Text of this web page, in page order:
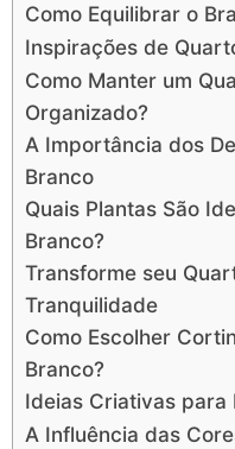
Como Equilibrar o
Inspirações de
Como Manter um
Organizado?
A Importância dos
Branco
Quais Plantas São
Branco?
Transforme seu
Tranquilidade
Como Escolher
Branco?
Ideias Criativas para
A Influência das